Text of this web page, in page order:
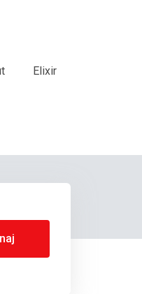
Elixir